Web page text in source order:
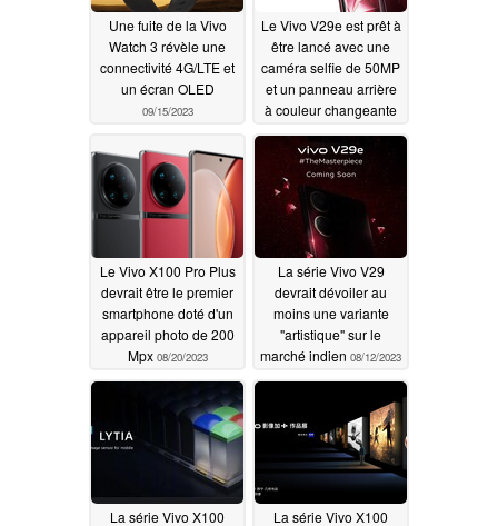
Une fuite de la Vivo
Watch 3 révèle une
connectivité 4G/LTE et
un écran OLED
09/15/2023
Le Vivo V29e est prêt à
être lancé avec une
caméra selfie de 50MP
et un panneau arrière
à couleur changeante
dollars08/21/2023
Le Vivo X100 Pro Plus
devrait être le premier
smartphone doté d'un
appareil photo de 200
Mpx 08/20/2023
La série Vivo V29
devrait dévoiler au
moins une variante
"artistique" sur le
marché indien 08/12/2023
La série Vivo X100
La série Vivo X100